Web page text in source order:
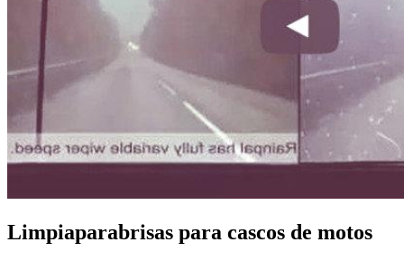
Limpiaparabrisas para cascos de motos